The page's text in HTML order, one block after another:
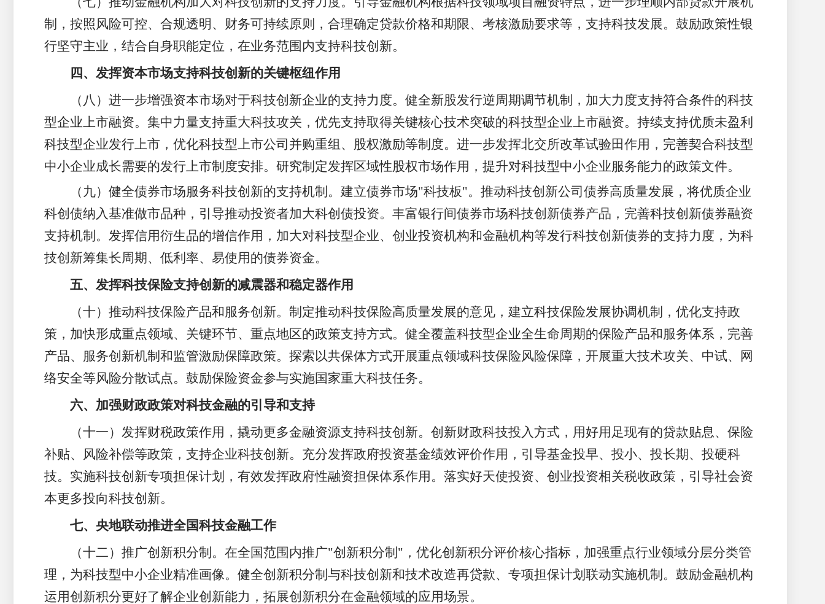
制，按照风险可控、合规透明、财务可持续原则，合理确定贷款价格和期限、考核激励要求等，支持科技发展。鼓励政策性银
行坚守主业，结合自身职能定位，在业务范围内支持科技创新。
四、发挥资本市场支持科技创新的关键枢纽作用
（八）进一步增强资本市场对于科技创新企业的支持力度。健全新股发行逆周期调节机制，加大力度支持符合条件的科技
型企业上市融资。集中力量支持重大科技攻关，优先支持取得关键核心技术突破的科技型企业上市融资。持续支持优质未盈利
科技型企业发行上市，优化科技型上市公司并购重组、股权激励等制度。进一步发挥北交所改革试验田作用，完善契合科技型
中小企业成长需要的发行上市制度安排。研究制定发挥区域性股权市场作用，提升对科技型中小企业服务能力的政策文件。
（九）健全债券市场服务科技创新的支持机制。建立债券市场"科技板"。推动科技创新公司债券高质量发展，将优质企业
科创债纳入基准做市品种，引导推动投资者加大科创债投资。丰富银行间债券市场科技创新债券产品，完善科技创新债券融资
支持机制。发挥信用衍生品的增信作用，加大对科技型企业、创业投资机构和金融机构等发行科技创新债券的支持力度，为科
技创新筹集长周期、低利率、易使用的债券资金。
五、发挥科技保险支持创新的减震器和稳定器作用
（十）推动科技保险产品和服务创新。制定推动科技保险高质量发展的意见，建立科技保险发展协调机制，优化支持政
策，加快形成重点领域、关键环节、重点地区的政策支持方式。健全覆盖科技型企业全生命周期的保险产品和服务体系，完善
产品、服务创新机制和监管激励保障政策。探索以共保体方式开展重点领域科技保险风险保障，开展重大技术攻关、中试、网
络安全等风险分散试点。鼓励保险资金参与实施国家重大科技任务。
六、加强财政政策对科技金融的引导和支持
（十一）发挥财税政策作用，撬动更多金融资源支持科技创新。创新财政科技投入方式，用好用足现有的贷款贴息、保险
补贴、风险补偿等政策，支持企业科技创新。充分发挥政府投资基金绩效评价作用，引导基金投早、投小、投长期、投硬科
技。实施科技创新专项担保计划，有效发挥政府性融资担保体系作用。落实好天使投资、创业投资相关税收政策，引导社会资
本更多投向科技创新。
七、央地联动推进全国科技金融工作
（十二）推广创新积分制。在全国范围内推广"创新积分制"，优化创新积分评价核心指标，加强重点行业领域分层分类管
理，为科技型中小企业精准画像。健全创新积分制与科技创新和技术改造再贷款、专项担保计划联动实施机制。鼓励金融机构
运用创新积分更好了解企业创新能力，拓展创新积分在金融领域的应用场景。